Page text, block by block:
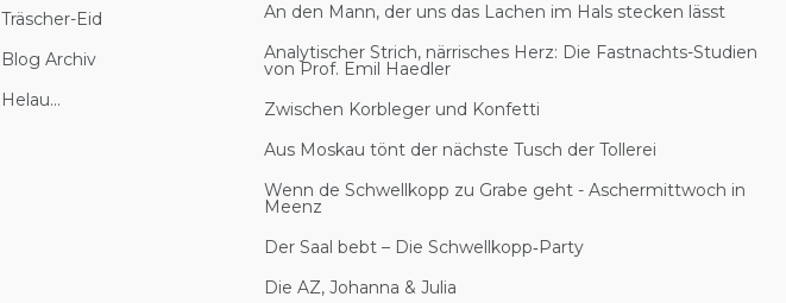
Träscher-Eid
Blog Archiv
Helau...
An den Mann, der uns das Lachen im Hals stecken lässt
Analytischer Strich, närrisches Herz: Die Fastnachts-Studien
von Prof. Emil Haedler
Zwischen Korbleger und Konfetti
Aus Moskau tönt der nächste Tusch der Tollerei
Wenn de Schwellkopp zu Grabe geht - Aschermittwoch in
Meenz
Der Saal bebt – Die Schwellkopp‑Party
Die AZ, Johanna & Julia